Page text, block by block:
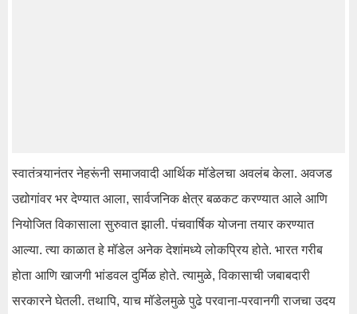
स्वातंत्र्यानंतर नेहरूंनी समाजवादी आर्थिक मॉडेलचा अवलंब केला. अवजड
उद्योगांवर भर देण्यात आला, सार्वजनिक क्षेत्र बळकट करण्यात आले आणि
नियोजित विकासाला सुरुवात झाली. पंचवार्षिक योजना तयार करण्यात
आल्या. त्या काळात हे मॉडेल अनेक देशांमध्ये लोकप्रिय होते. भारत गरीब
होता आणि खाजगी भांडवल दुर्मिळ होते. त्यामुळे, विकासाची जबाबदारी
सरकारने घेतली. तथापि, याच मॉडेलमुळे पुढे परवाना-परवानगी राजचा उदय